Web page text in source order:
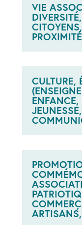
VIE
PROXIMITÉ
CULTURE,
JEUNESSE,